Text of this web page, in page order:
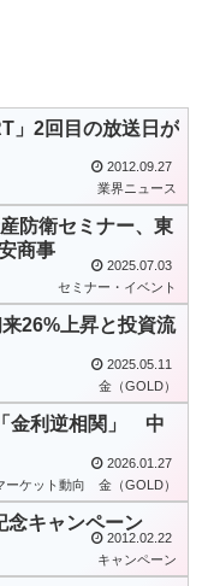
」2回目の放送日が
2012.09.27
業界ニュース
防衛セミナー、東
商事
2025.07.03
セミナー・イベント
26%上昇と投資流
2025.05.11
金（GOLD）
金利逆相関」 中
2026.01.27
ーケット動向
金（GOLD）
念キャンペーン
2012.02.22
キャンペーン